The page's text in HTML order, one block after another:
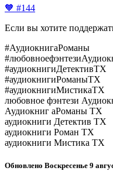
Если вы хотите
#АудиокнигаРоманы
#аудиокнигиДетективTX
#аудиокнигиРоманыTX
#аудиокнигиМистикаTX
любовное фэнтези
Аудиокниг аРоманы TX
аудиокниги Детектив TX
аудиокниги Роман TX
аудиокниги Мистика TX
Обновлено Воскресенье 9